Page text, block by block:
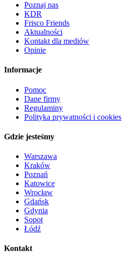
Poznaj nas
KDR
Frisco Friends
Aktualności
Kontakt dla mediów
Opinie
Informacje
Pomoc
Dane firmy
Regulaminy
Polityka prywatności i cookies
Gdzie jesteśmy
Warszawa
Kraków
Poznań
Katowice
Wrocław
Gdańsk
Gdynia
Sopot
Łódź
Kontakt